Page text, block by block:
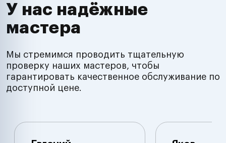
У нас надёжные
мастера
Мы стремимся проводить тщательную
проверку наших мастеров, чтобы
гарантировать качественное обслуживание по
доступной цене.